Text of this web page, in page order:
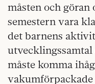
måsten och
semestern vara
det barnens
måste komma